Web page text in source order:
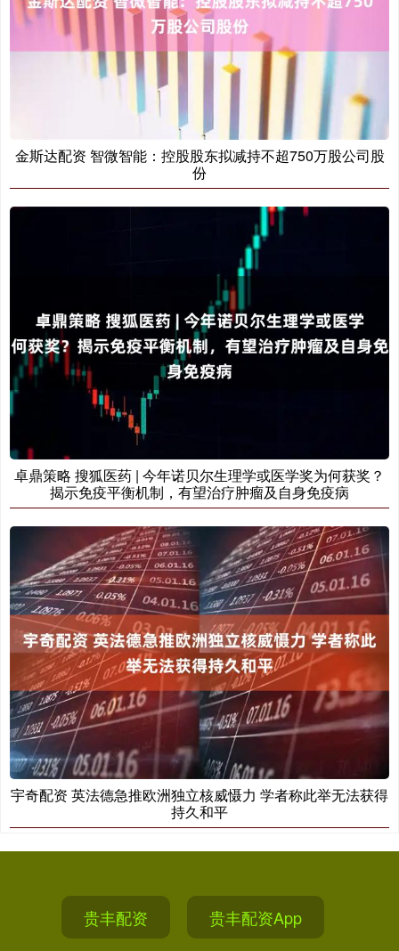
金斯达配资 智微智能：控股股东拟减持不超750万股公司股
份
卓鼎策略 搜狐医药 | 今年诺贝尔生理学或医学奖为何获奖？
揭示免疫平衡机制，有望治疗肿瘤及自身免疫病
宇奇配资 英法德急推欧洲独立核威慑力 学者称此举无法获得
持久和平
贵丰配资 贵丰配资App